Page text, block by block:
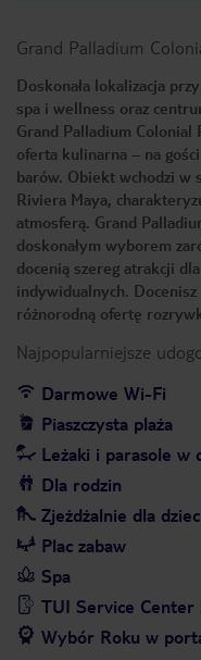
Grand Palladium
Doskonała lokalizacja
spa i wellness oraz
Grand Palladium Colonial
oferta kulinarna – na
barów. Obiekt wchodzi w
Riviera Maya,
atmosferą. Grand
doskonałym wyborem
docenią szereg atrakcji
indywidualnych.
różnorodną ofertę
Najpopularniejsze
Darmowe Wi-Fi
Piaszczysta plaża
Leżaki i parasole w
Dla rodzin
Zjeżdżalnie dla
Plac zabaw
Spa
TUI Service Center
Wybór Roku w